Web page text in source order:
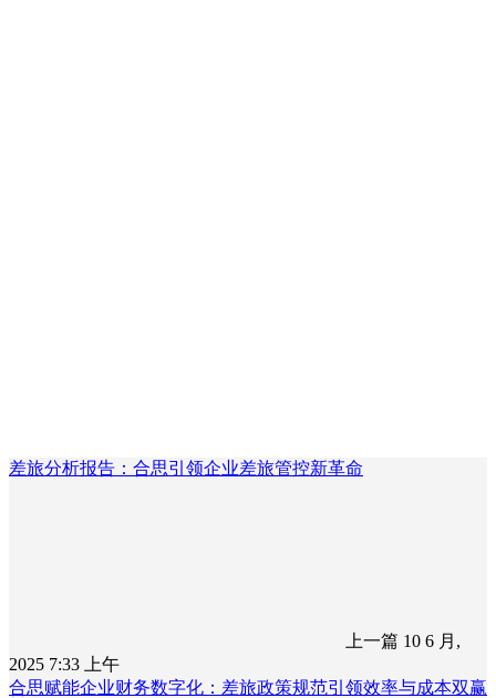
差旅分析报告：合思引领企业差旅管控新革命
上一篇 10 6 月,
2025 7:33 上午
合思赋能企业财务数字化：差旅政策规范引领效率与成本双赢